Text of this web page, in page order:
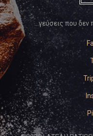
…γεύσεις που δεν